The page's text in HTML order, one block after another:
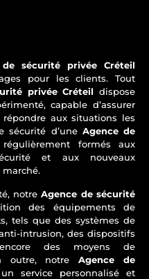
de sécurité privée Créteil
pour les clients. Tout
privée Créteil dispose
capable d’assurer
aux situations les
sécurité d’une Agence de
formés aux
et aux nouveaux
notreAgence de sécurité
des équipements de
tels que des systèmes de
intrusion, des dispositifs
des moyens de
outre, notreAgence de
service personnalisé et